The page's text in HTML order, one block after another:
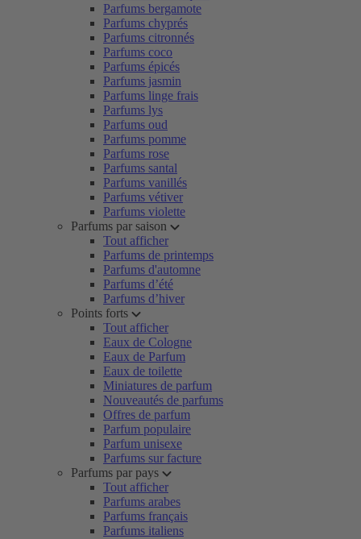
Parfums bergamote
Parfums chyprés
Parfums citronnés
Parfums coco
Parfums épicés
Parfums jasmin
Parfums linge frais
Parfums lys
Parfums oud
Parfums pomme
Parfums rose
Parfums santal
Parfums vanillés
Parfums vétiver
Parfums violette
Parfums par saison
Tout afficher
Parfums de printemps
Parfums d'automne
Parfums d’été
Parfums d’hiver
Points forts
Tout afficher
Eaux de Cologne
Eaux de Parfum
Eaux de toilette
Miniatures de parfum
Nouveautés de parfums
Offres de parfum
Parfum populaire
Parfum unisexe
Parfums sur facture
Parfums par pays
Tout afficher
Parfums arabes
Parfums français
Parfums italiens